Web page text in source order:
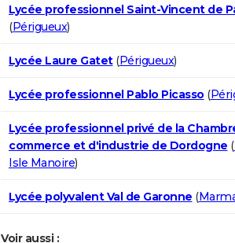
Lycée professionnel Saint-Vincent de
(Périgueux)
Lycée Laure Gatet(Périgueux)
Lycée professionnel Pablo Picasso (
Lycée professionnel privé de la
commerce et d'industrie de Dordogne (
Isle Manoire)
Lycée polyvalent Val de Garonne (
Voir aussi :